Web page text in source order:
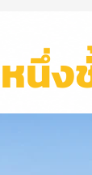
หนึ่ง